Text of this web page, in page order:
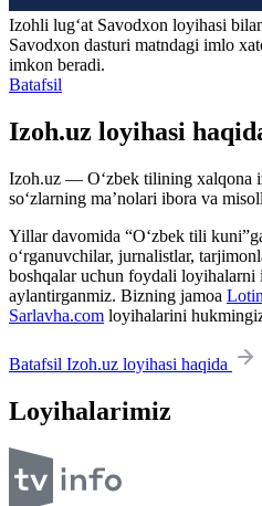
Izohli lugʻat Savodxon loyihasi
Savodxon dasturi matndagi imlo
imkon beradi.
Batafsil
Izoh.uz loyihasi
Izoh.uz — O‘zbek tilining xalqona
so‘zlarning ma’nolari ibora va
Yillar davomida “O‘zbek tili
o‘rganuvchilar, jurnalistlar,
boshqalar uchun foydali loyihalarni
aylantirganmiz. Bizning jamoa
Sarlavha.com loyihalarini
Batafsil Izoh.uz loyihasi haqida
Loyihalarimiz